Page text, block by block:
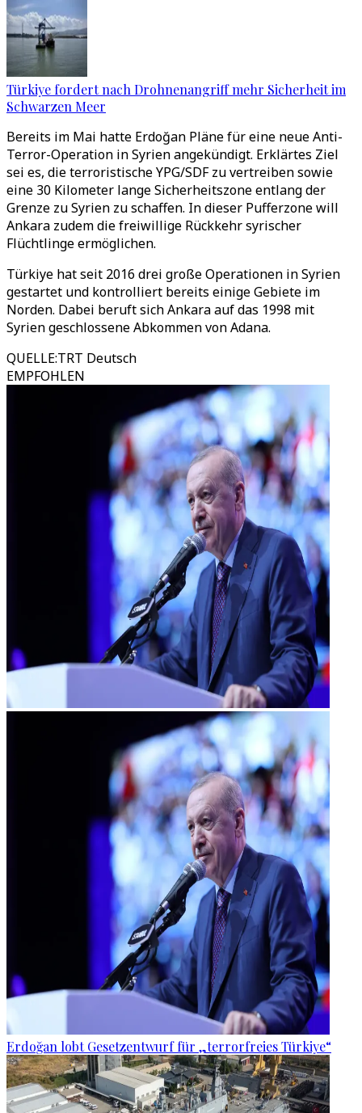
Türkiye fordert nach Drohnenangriff mehr Sicherheit im
Schwarzen Meer
Bereits im Mai hatte Erdoğan Pläne für eine neue Anti-
Terror-Operation in Syrien angekündigt. Erklärtes Ziel
sei es, die terroristische YPG/SDF zu vertreiben sowie
eine 30 Kilometer lange Sicherheitszone entlang der
Grenze zu Syrien zu schaffen. In dieser Pufferzone will
Ankara zudem die freiwillige Rückkehr syrischer
Flüchtlinge ermöglichen.
Türkiye hat seit 2016 drei große Operationen in Syrien
gestartet und kontrolliert bereits einige Gebiete im
Norden. Dabei beruft sich Ankara auf das 1998 mit
Syrien geschlossene Abkommen von Adana.
QUELLE:TRT Deutsch
EMPFOHLEN
Erdoğan lobt Gesetzentwurf für „terrorfreies Türkiye“